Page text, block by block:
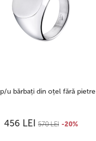
u bărbați din oțel fără pietre
456 LEI 570LEI -20%